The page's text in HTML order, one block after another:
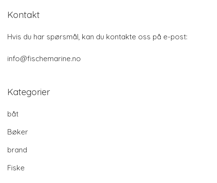
Kontakt
Hvis du har spørsmål, kan du kontakte oss på e-post:
info@fischemarine.no
Kategorier
båt
Bøker
brand
Fiske